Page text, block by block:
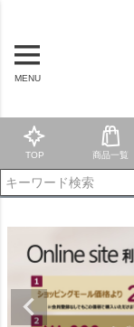
MENU
TOP 商品一覧